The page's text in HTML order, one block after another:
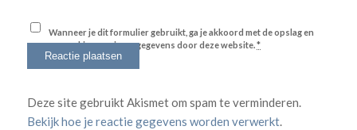
Wanneer je dit formulier gebruikt, ga je akkoord met de opslag en
verwerking van jouw gegevens door deze website.*
Deze site gebruikt Akismet om spam te verminderen.
Bekijk hoe je reactie gegevens worden verwerkt.